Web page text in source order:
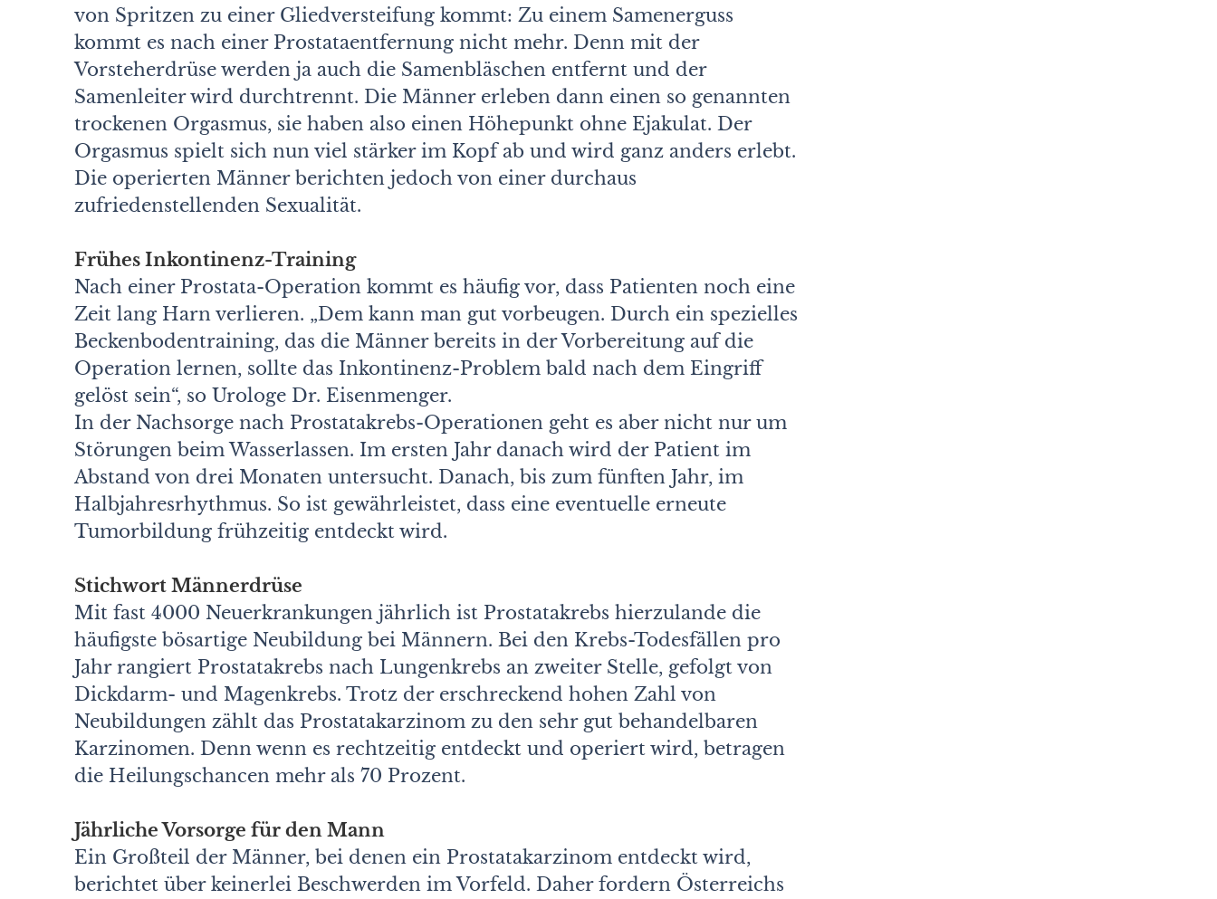
von Spritzen zu einer Gliedversteifung kommt: Zu einem Samenerguss
kommt es nach einer Prostataentfernung nicht mehr. Denn mit der
Vorsteherdrüse werden ja auch die Samenbläschen entfernt und der
Samenleiter wird durchtrennt. Die Männer erleben dann einen so genannten
trockenen Orgasmus, sie haben also einen Höhepunkt ohne Ejakulat. Der
Orgasmus spielt sich nun viel stärker im Kopf ab und wird ganz anders erlebt.
Die operierten Männer berichten jedoch von einer durchaus
zufriedenstellenden Sexualität.
Frühes Inkontinenz-Training
Nach einer Prostata-Operation kommt es häufig vor, dass Patienten noch eine
Zeit lang Harn verlieren. „Dem kann man gut vorbeugen. Durch ein spezielles
Beckenbodentraining, das die Männer bereits in der Vorbereitung auf die
Operation lernen, sollte das Inkontinenz-Problem bald nach dem Eingriff
gelöst sein“, so Urologe Dr. Eisenmenger.
In der Nachsorge nach Prostatakrebs-Operationen geht es aber nicht nur um
Störungen beim Wasserlassen. Im ersten Jahr danach wird der Patient im
Abstand von drei Monaten untersucht. Danach, bis zum fünften Jahr, im
Halbjahresrhythmus. So ist gewährleistet, dass eine eventuelle erneute
Tumorbildung frühzeitig entdeckt wird.
Stichwort Männerdrüse
Mit fast 4000 Neuerkrankungen jährlich ist Prostatakrebs hierzulande die
häufigste bösartige Neubildung bei Männern. Bei den Krebs-Todesfällen pro
Jahr rangiert Prostatakrebs nach Lungenkrebs an zweiter Stelle, gefolgt von
Dickdarm- und Magenkrebs. Trotz der erschreckend hohen Zahl von
Neubildungen zählt das Prostatakarzinom zu den sehr gut behandelbaren
Karzinomen. Denn wenn es rechtzeitig entdeckt und operiert wird, betragen
die Heilungschancen mehr als 70 Prozent.
Jährliche Vorsorge für den Mann
Ein Großteil der Männer, bei denen ein Prostatakarzinom entdeckt wird,
berichtet über keinerlei Beschwerden im Vorfeld. Daher fordern Österreichs